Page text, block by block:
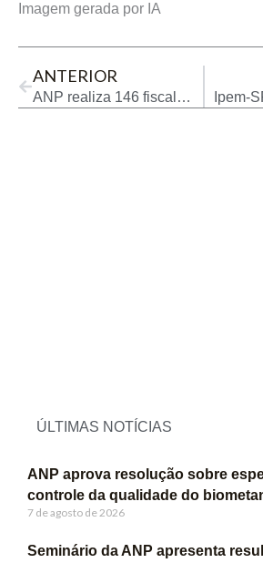
Imagem gerada por IA
ANTERIOR
ANP realiza 146 fiscalizações contra preços abusivos de combustíveis
ÚLTIMAS NOTÍCIAS
ANP aprova resolução sobre
controle da qualidade do
7 de agosto de 2026
Seminário da ANP apresenta